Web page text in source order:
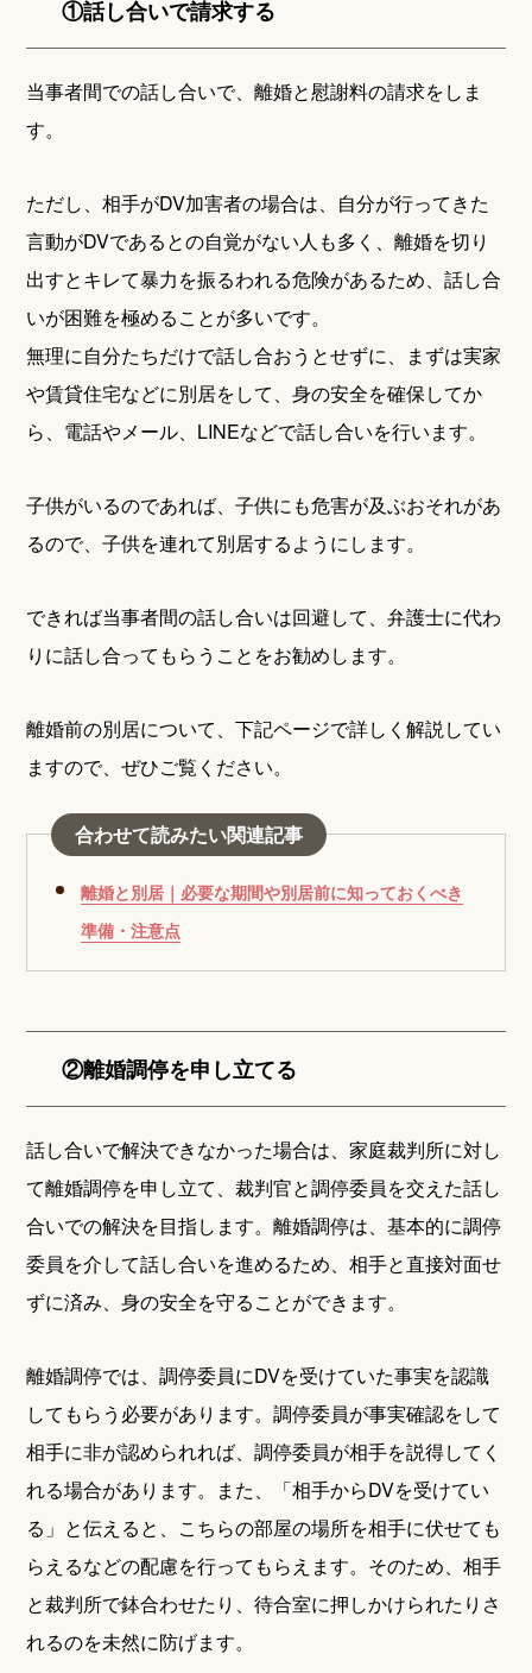
①話し合いで請求する
当事者間での話し合いで、離婚と慰謝料の請求をしま
す。
ただし、相手がDV加害者の場合は、自分が行ってきた
言動がDVであるとの自覚がない人も多く、離婚を切り
出すとキレて暴力を振るわれる危険があるため、話し合
いが困難を極めることが多いです。
無理に自分たちだけで話し合おうとせずに、まずは実家
や賃貸住宅などに別居をして、身の安全を確保してか
ら、電話やメール、LINEなどで話し合いを行います。
子供がいるのであれば、子供にも危害が及ぶおそれがあ
るので、子供を連れて別居するようにします。
できれば当事者間の話し合いは回避して、弁護士に代わ
りに話し合ってもらうことをお勧めします。
離婚前の別居について、下記ページで詳しく解説してい
ますので、ぜひご覧ください。
合わせて読みたい関連記事
離婚と別居｜必要な期間や別居前に知っておくべき
準備・注意点
②離婚調停を申し立てる
話し合いで解決できなかった場合は、家庭裁判所に対し
て離婚調停を申し立て、裁判官と調停委員を交えた話し
合いでの解決を目指します。離婚調停は、基本的に調停
委員を介して話し合いを進めるため、相手と直接対面せ
ずに済み、身の安全を守ることができます。
離婚調停では、調停委員にDVを受けていた事実を認識
してもらう必要があります。調停委員が事実確認をして
相手に非が認められれば、調停委員が相手を説得してく
れる場合があります。また、「相手からDVを受けてい
る」と伝えると、こちらの部屋の場所を相手に伏せても
らえるなどの配慮を行ってもらえます。そのため、相手
と裁判所で鉢合わせたり、待合室に押しかけられたりさ
れるのを未然に防げます。